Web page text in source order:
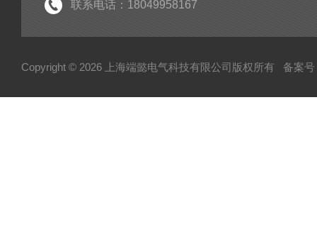
联系电话：18049958167
Copyright © 2026 上海端懿电气科技有限公司版权所有 备案号